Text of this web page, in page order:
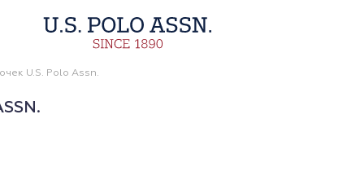
U.S. Polo Assn.